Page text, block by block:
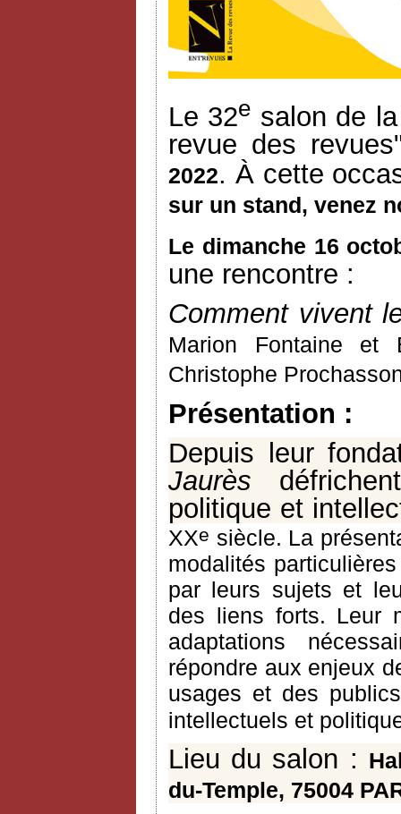
Le 32e salon de
revue des
2022. À cette
sur un stand, venez
Le dimanche 16
une rencontre :
Comment vivent
Marion Fontaine et
Christophe
Présentation :
Depuis leur
Jaurès
politique et
XXe siècle. La
modalités
par leurs sujets et
des liens forts. Leur
adaptations
répondre aux enjeux
usages et des
intellectuels et
Lieu du salon :
du-Temple, 75004